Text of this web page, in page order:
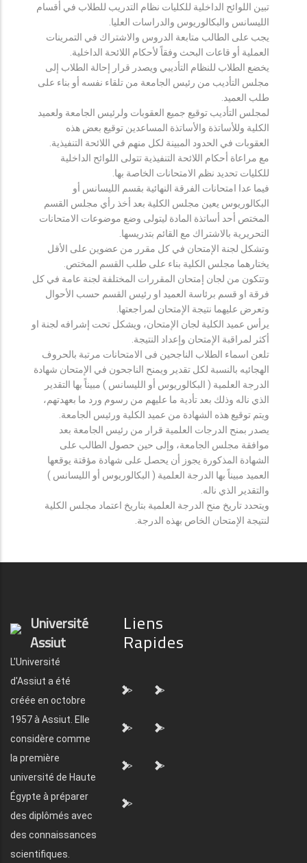
تبين اللوائح الداخلية للكليات نظام التدريب للطلاب في أقسام
الليسانس والبكالوريوس والدراسات العليا.
يجب على الطالب متابعة الدروس والاشتراك في التمرينات
العملية أو قاعات البحث وفقاً لأحكام اللائحة الداخلية.
يخضع الطلاب للنظام التأديبي ويصدر قرار إحالة الطلاب إلى
مجلس التأديب من رئيس الجامعة من تلقاء نفسه أو بناء على
طلب العميد.
لمجلس التأديب توقيع جميع العقوبات ولرئيس الجامعة ولعميد
الكلية وللأساتذة والأساتذة المساعدين توقيع بعض هذه
العقوبات في الحدود المبينة لكل منهم في اللائحة التنفيذية.
مع مراعاة أحكام اللائحة التنفيذية تتولى اللوائح الداخلية
للكليات تحديد نظم الامتحانات الخاصة بها.
فيما عدا امتحانات الفرقة النهائية بقسم الليسانس أو
البكالوريوس يعين مجلس الكلية بعد أخذ رأي مجلس القسم
المختص أحد أساتذة المادة ليتولى وضع موضوعات الامتحانات
التحريرية بالاشتراك مع القائم بتدريسها.
وتشكل لجنة الإمتحان في كل مقرر من عضوين على الأقل
يختارهما مجلس الكلية بناء على طلب القسم المختص.
وتتكون من لجان إمتحان المقررات المختلفة لجنة عامة في كل
فرقة او قسم برئاسة العميد او رئيس القسم حسب الأحوال
وتعرض عليهما نتيجة الإمتحان لمراجعتها.
يرأس عميد الكلية لجان الإمتحان، ويشكل تحت إشرافه لجنة او
أكثر لمراقبة الإمتحان وإعداد النتيجة.
تلعن اسماء الطلاب الناجحين فى الامتحانات مرتبة بالحروف
الهجائيه بالنسبة لكل تقدير ويمنح الناجحون في الإمتحان شهادة
الدرجة العلمية ( البكالوريوس أو الليسانس ) مبيناً بها التقدير
الذي ناله وذلك بعد تأدية ما عليهم من رسوم ورد ما بعهدتهم،
ويتم توقيع هذه الشهادة من عميد الكلية ورئيس الجامعة.
يصدر بمنح الدرجات العلمية قرار من رئيس الجامعة بعد
موافقة مجلس الجامعة، وإلى حين حصول الطالب على
الشهادة المذكورة يجوز أن يحصل على شهادة مؤقتة يوقعها
العميد مبيناً بها الدرجة العلمية ( البكالوريوس أو الليسانس )
والتقدير الذي ناله.
ويتحدد تاريخ منح الدرجة العلمية بتاريخ اعتماد مجلس الكلية
لنتيجة الإمتحان الخاص بهذه الدرجة.
Université
Assiut
L'Université
d'Assiut a été
créée en octobre
1957 à Assiut. Elle
considère comme
la première
université de Haute
Égypte à préparer
des diplômés avec
des connaissances
scientifiques.
Liens
Rapides
"> ">
"> ">
"> ">
">